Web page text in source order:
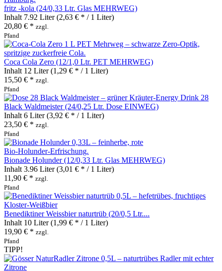
fritz -kola (24/0,33 Ltr. Glas MEHRWEG)
Inhalt 7.92 Liter(2,63 € * / 1 Liter)
20,80 € * zzgl.
Pfand
Coca Cola Zero (12/1,0 Ltr. PET MEHRWEG)
Inhalt 12 Liter(1,29 € * / 1 Liter)
15,50 € * zzgl.
Pfand
28
Black Waldmeister (24/0,25 Ltr. Dose EINWEG)
Inhalt 6 Liter(3,92 € * / 1 Liter)
23,50 € * zzgl.
Pfand
Bionade Holunder (12/0,33 Ltr. Glas MEHRWEG)
Inhalt 3.96 Liter(3,01 € * / 1 Liter)
11,90 € * zzgl.
Pfand
Benediktiner Weissbier naturtrüb (20/0,5 Ltr....
Inhalt 10 Liter(1,99 € * / 1 Liter)
19,90 € * zzgl.
Pfand
TIPP!